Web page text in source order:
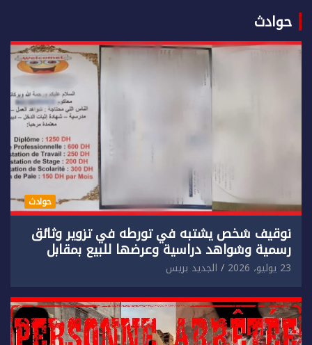
حوادث
حوادث
توقيف شخص يشتبه في تورطه في تزوير وثائق
رسمية وشواهد دراسية وعرضها للبيع بمقابل
مادي.
23 يوليو، 2026 الجديد بريس